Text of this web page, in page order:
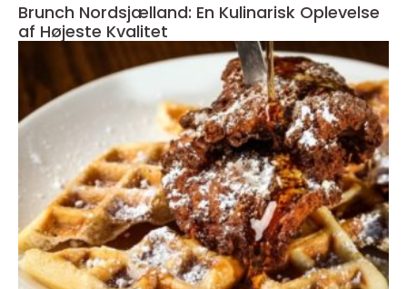
Brunch Nordsjælland: En Kulinarisk Oplevelse
af Højeste Kvalitet